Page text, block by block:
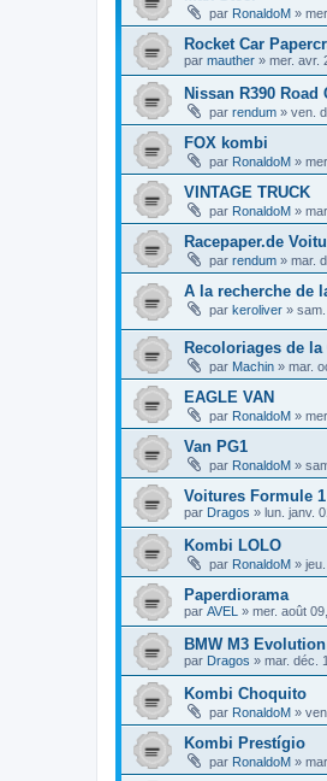
par RonaldoM »
Rocket Car
par mauther » mer. avr.
Nissan R390 Road
par rendum » ven.
FOX kombi
par RonaldoM »
VINTAGE TRUCK
par RonaldoM »
Racepaper.de
par rendum » mar.
A la recherche de
par keroliver »
Recoloriages de
par Machin » mar.
EAGLE VAN
par RonaldoM »
Van PG1
par RonaldoM »
Voitures Formule 1
par Dragos » lun. janv.
Kombi LOLO
par RonaldoM »
Paperdiorama
par AVEL » mer. août
BMW M3 Evolution
par Dragos » mar. déc.
Kombi Choquito
par RonaldoM »
Kombi Prestígio
par RonaldoM »